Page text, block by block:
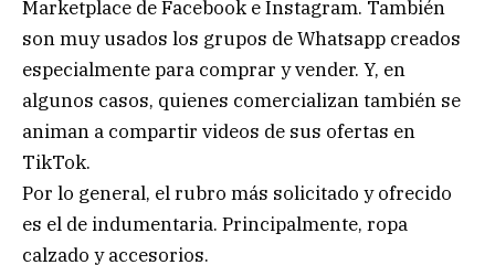
Marketplace de Facebook e Instagram. También
son muy usados los grupos de Whatsapp creados
especialmente para comprar y vender. Y, en
algunos casos, quienes comercializan también se
animan a compartir videos de sus ofertas en
TikTok.
Por lo general, el rubro más solicitado y ofrecido
es el de indumentaria. Principalmente, ropa
calzado y accesorios.